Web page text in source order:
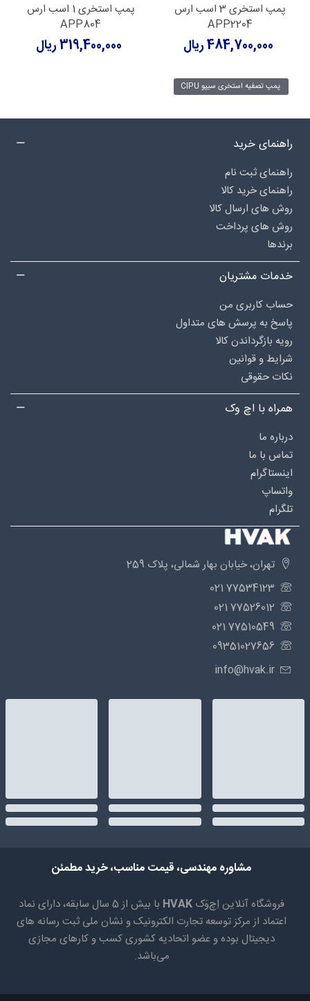
پمپ استخری 3 اسب ارس
APP2204
484,700,000 ریال
پمپ استخری 1 اسب ارس
APP804
319,400,000 ریال
پمپ تصفیه استخری سیپو CIPU
راهنمای خرید
راهنمای ثبت نام
راهنمای خرید کالا
روش های ارسال کالا
روش های پرداخت
برندها
خدمات مشتریان
حساب کاربری من
پاسخ به پرسش های متداول
رویه بازگرداندن کالا
شرایط و قوانین
نکات حقوقی
همراه با اچ وک
درباره‌ ما
تماس با ما
اینستاگرام
واتساپ
تلگرام
تهران، خیابان بهار شمالی، پلاک 259
77534123 021
77526012 021
77510549 021
09351027656
info@hvak.ir
مشاوره مهندسی، قیمت مناسب، خرید مطمئن
فروشگاه آنلاین اِچ‌وَک HVAK
با بیش از 5 سال سابقه، دارای نماد
اعتماد از مرکز توسعه تجارت الکترونیک و نشان ملی ثبت رسانه های
دیجیتال بوده و عضو اتحادیه کشوری کسب و کارهای مجازی
می‌باشد.